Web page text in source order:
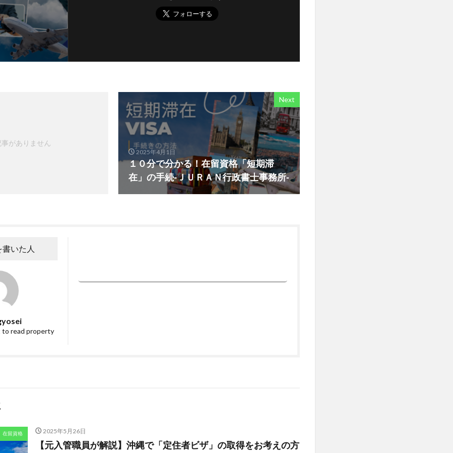
がありません
Next
2025年4月1日
１０分で分かる！在留資格「短期滞
在」の手続‐ＪＵＲＡＮ行政書士事務所‐
いた人
read property
在留資格 2025年5月26日
【元入管職員が解説】沖縄で「定住者ビザ」の取得をお考えの方